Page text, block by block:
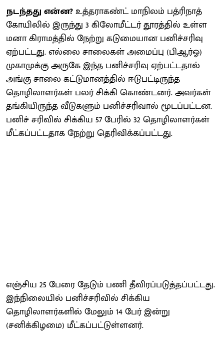
நடந்தது என்ன?உத்தராகண்ட் மாநிலம் பத்ரிநாத்
கோயிலில் இருந்து 3 கிலோமீட்டர் தூரத்தில் உள்ள
மனா கிராமத்தில் நேற்று கடுமையான பனிச்சரிவு
ஏற்பட்டது. எல்லை சாலைகள் அமைப்பு (பிஆர்ஓ)
முகாமுக்கு அருகே இந்த பனிச்சரிவு ஏற்பட்டதால்
அங்கு சாலை கட்டுமானத்தில் ஈடுபட்டிருந்த
தொழிலாளர்கள் பலர் சிக்கி கொண்டனர். அவர்கள்
தங்கியிருந்த வீடுகளும் பனிச்சரிவால் மூடப்பட்டன.
பனிச் சரிவில் சிக்கிய 57 பேரில் 32 தொழிலாளர்கள்
மீட்கப்பட்டதாக நேற்று தெரிவிக்கப்பட்டது.
எஞ்சிய 25 பேரை தேடும் பணி தீவிரப்படுத்தப்பட்டது.
இந்நிலையில் பனிச்சரிவில் சிக்கிய
தொழிலாளர்களில் மேலும் 14 பேர் இன்று
(சனிக்கிழமை) மீட்கப்பட்டுள்ளனர்.